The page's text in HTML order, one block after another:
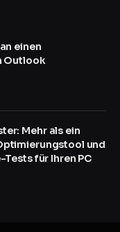
einen
Outlook
Mehr als ein
und
für Ihren PC